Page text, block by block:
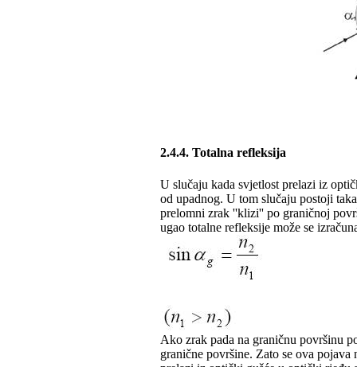
2.4.4. Totalna refleksija
U slučaju kada svjetlost prelazi iz
od upadnog. U tom slučaju postoji
prelomni zrak ''klizi'' po graničnoj
ugao totalne refleksije može se
Ako zrak pada na graničnu površinu
granične površine. Zato se ova